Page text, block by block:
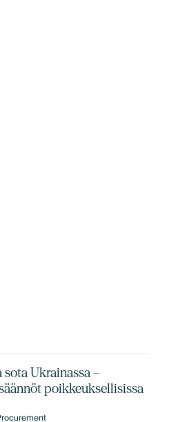
Ukrainassa –
poikkeuksellisissa